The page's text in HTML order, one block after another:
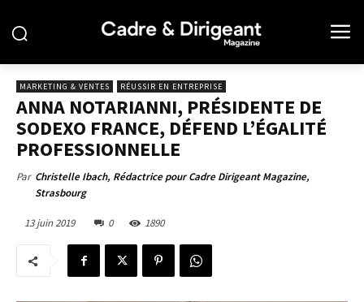
MARKETING & VENTES RÉUSSIR EN ENTREPRISE
ANNA NOTARIANNI, PRÉSIDENTE DE
SODEXO FRANCE, DÉFEND L’ÉGALITÉ
PROFESSIONNELLE
Par Christelle Ibach, Rédactrice pour Cadre Dirigeant Magazine,
Strasbourg
13 juin 2019 0 1890